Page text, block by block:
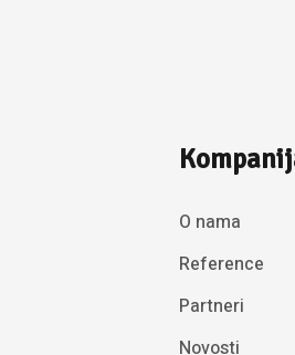
O nama
Reference
Partneri
Novosti